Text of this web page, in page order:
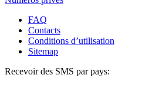
FAQ
Contacts
Conditions d’utilisation
Sitemap
Recevoir des SMS par pays: